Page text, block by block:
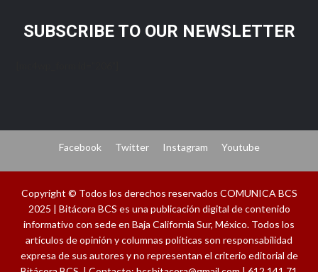
SUBSCRIBE TO OUR NEWSLETTER
Facebook Twitter Instagram Youtube
Copyright © Todos los derechos reservados COMUNICA BCS
2025 | Bitácora BCS es una publicación digital de contenido
informativo con sede en Baja California Sur, México. Todos los
artículos de opinión y columnas políticas son responsabilidad
expresa de sus autores y no representan el criterio editorial de